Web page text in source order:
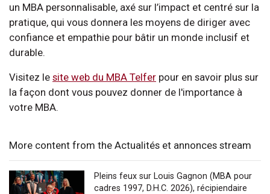
un MBA personnalisable, axé sur l’impact et centré sur la
pratique, qui vous donnera les moyens de diriger avec
confiance et empathie pour bâtir un monde inclusif et
durable.
Visitez le site web du MBA Telfer pour en savoir plus sur
la façon dont vous pouvez donner de l'importance à
votre MBA.
More content from the Actualités et annonces stream
Pleins feux sur Louis Gagnon (MBA pour
cadres 1997, D.H.C. 2026), récipiendaire